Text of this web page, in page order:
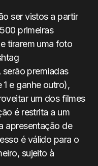
ser vistos a partir
primeiras
tirarem uma foto
premiadas
e ganhe outro),
um dos filmes
é restrita a um
apresentação de
é válido para o
sujeito à